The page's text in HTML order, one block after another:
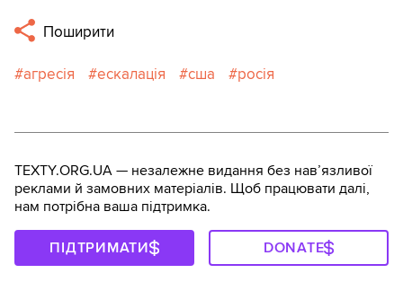
Поширити
агресія ескалація сша росія
TEXTY.ORG.UA — незалежне видання без навʼязливої
реклами й замовних матеріалів. Щоб працювати далі,
нам потрібна ваша підтримка.
ПІДТРИМАТИ DONATE